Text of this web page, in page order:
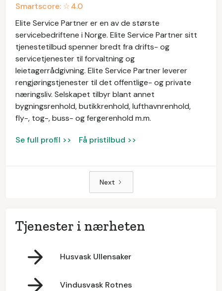
Smartscore: ☆4.0
Elite Service Partner er en av de største
servicebedriftene i Norge. Elite Service Partner sitt
tjenestetilbud spenner bredt fra drifts- og
servicetjenester til forvaltning og
leietagerrådgivning. Elite Service Partner leverer
rengjøringstjenester til det offentlige- og private
næringsliv. Selskapet tilbyr blant annet
bygningsrenhold, butikkrenhold, lufthavnrenhold,
fly-, tog-, buss- og fergerenhold m.m.
Se full profil >> Få pristilbud >>
Next
Tjenester i nærheten
Husvask Ullensaker
Vindusvask Rotnes